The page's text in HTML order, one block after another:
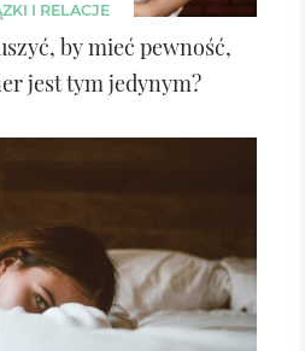
I RELACJE
by mieć pewność,
jest tym jedynym?